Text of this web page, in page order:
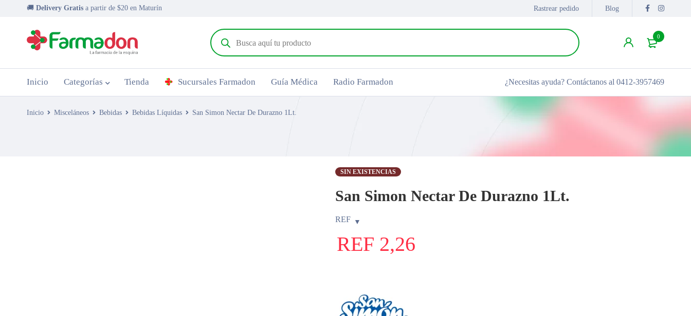
🚚 Delivery Gratis a partir de $20 en Maturín Rastrear pedido Blog
0
Inicio Categorías Tienda Sucursales Farmadon Guía Médica Radio Farmadon ¿Necesitas ayuda? Contáctanos al 0412-3957469
Inicio Misceláneos Bebidas Bebidas Líquidas San Simon Nectar De Durazno 1Lt.
SIN EXISTENCIAS
San Simon Nectar De Durazno 1Lt.
REF
REF 2,26